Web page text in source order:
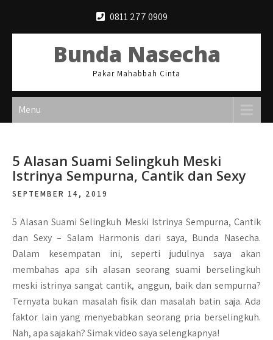
0811 277 0909
Bunda Nasecha
Pakar Mahabbah Cinta
Menu
5 Alasan Suami Selingkuh Meski
Istrinya Sempurna, Cantik dan Sexy
SEPTEMBER 14, 2019
5 Alasan Suami Selingkuh Meski Istrinya Sempurna, Cantik
dan Sexy – Salam Harmonis dari saya, Bunda Nasecha.
Dalam kesempatan ini, seperti judulnya saya akan
membahas apa sih alasan seorang suami berselingkuh
meski istrinya sangat cantik, anggun, baik dan sempurna?
Ternyata bukan masalah fisik dan masalah batin saja. Ada
faktor lain yang menyebabkan seorang pria berselingkuh.
Nah, apa sajakah? Simak video saya selengkapnya!